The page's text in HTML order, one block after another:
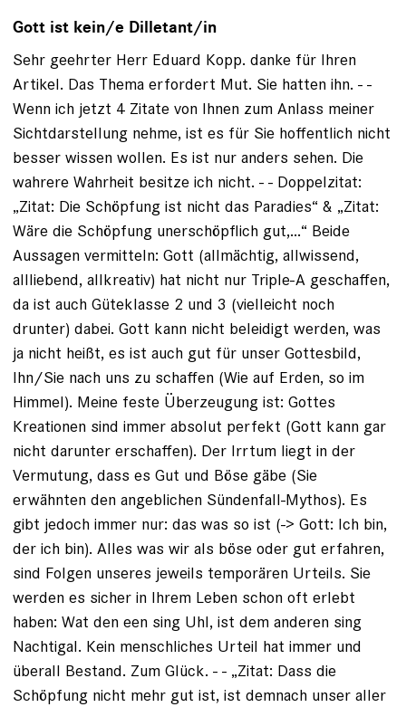
Gott ist kein/e Dilletant/in
Sehr geehrter Herr Eduard Kopp. danke für Ihren
Artikel. Das Thema erfordert Mut. Sie hatten ihn. - -
Wenn ich jetzt 4 Zitate von Ihnen zum Anlass meiner
Sichtdarstellung nehme, ist es für Sie hoffentlich nicht
besser wissen wollen. Es ist nur anders sehen. Die
wahrere Wahrheit besitze ich nicht. - - Doppelzitat:
„Zitat: Die Schöpfung ist nicht das Paradies“ & „Zitat:
Wäre die Schöpfung unerschöpflich gut,...“ Beide
Aussagen vermitteln: Gott (allmächtig, allwissend,
allliebend, allkreativ) hat nicht nur Triple-A geschaffen,
da ist auch Güteklasse 2 und 3 (vielleicht noch
drunter) dabei. Gott kann nicht beleidigt werden, was
ja nicht heißt, es ist auch gut für unser Gottesbild,
Ihn/Sie nach uns zu schaffen (Wie auf Erden, so im
Himmel). Meine feste Überzeugung ist: Gottes
Kreationen sind immer absolut perfekt (Gott kann gar
nicht darunter erschaffen). Der Irrtum liegt in der
Vermutung, dass es Gut und Böse gäbe (Sie
erwähnten den angeblichen Sündenfall-Mythos). Es
gibt jedoch immer nur: das was so ist (-> Gott: Ich bin,
der ich bin). Alles was wir als böse oder gut erfahren,
sind Folgen unseres jeweils temporären Urteils. Sie
werden es sicher in Ihrem Leben schon oft erlebt
haben: Wat den een sing Uhl, ist dem anderen sing
Nachtigal. Kein menschliches Urteil hat immer und
überall Bestand. Zum Glück. - - „Zitat: Dass die
Schöpfung nicht mehr gut ist, ist demnach unser aller